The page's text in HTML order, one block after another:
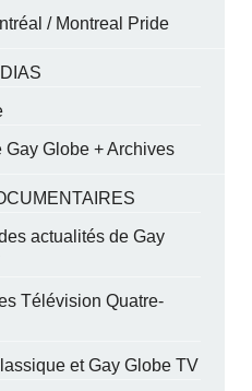
/ Montreal Pride
Gay Globe + Archives
actualités de Gay
Télévision Quatre-
et Gay Globe TV